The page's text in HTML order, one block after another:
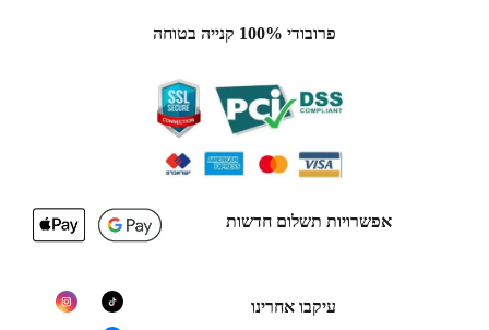
פרובודי 100% קנייה בטוחה
אפשרויות תשלום חדשות
עיקבו אחרינו